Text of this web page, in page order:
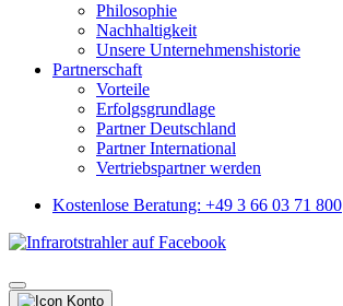
Philosophie
Nachhaltigkeit
Unsere Unternehmenshistorie
Partnerschaft
Vorteile
Erfolgsgrundlage
Partner Deutschland
Partner International
Vertriebspartner werden
Kostenlose Beratung: +49 3 66 03 71 800